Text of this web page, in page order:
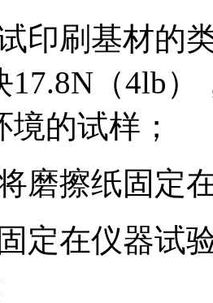
印刷基材的
17.8N（4lb
的试样；
磨擦纸固定
定在仪器试